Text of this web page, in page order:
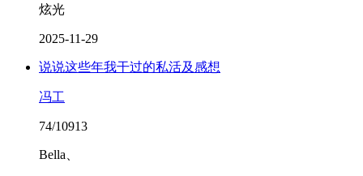
炫光
2025-11-29
说说这些年我干过的私活及感想
冯工
74/10913
Bella、